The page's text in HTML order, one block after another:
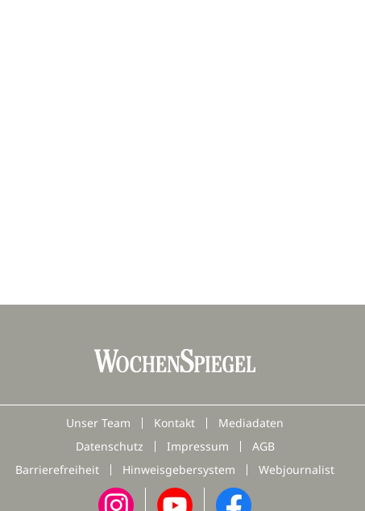
Unser Team Kontakt
Mediadaten
Datenschutz
Impressum
AGB
Barrierefreiheit
Hinweisgebersystem Webjournalist